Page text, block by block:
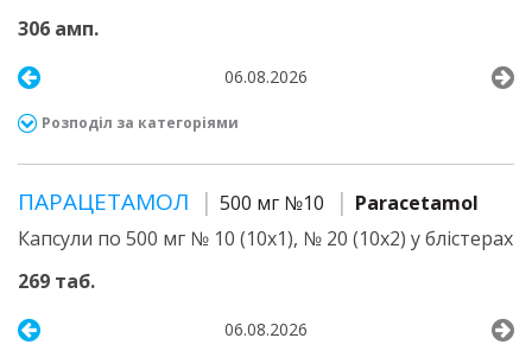
306 амп.
06.08.2026
Розподіл за категоріями
ПАРАЦЕТАМОЛ 500 мг №10
Paracetamol
Капсули по 500 мг № 10 (10х1), № 20 (10х2) у блістерах
269 таб.
06.08.2026